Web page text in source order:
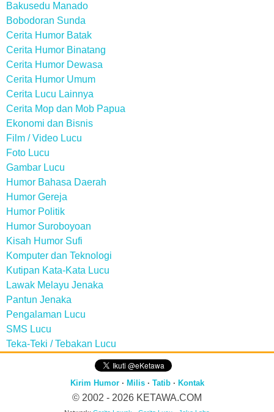
Bakusedu Manado
Bobodoran Sunda
Cerita Humor Batak
Cerita Humor Binatang
Cerita Humor Dewasa
Cerita Humor Umum
Cerita Lucu Lainnya
Cerita Mop dan Mob Papua
Ekonomi dan Bisnis
Film / Video Lucu
Foto Lucu
Gambar Lucu
Humor Bahasa Daerah
Humor Gereja
Humor Politik
Humor Suroboyoan
Kisah Humor Sufi
Komputer dan Teknologi
Kutipan Kata-Kata Lucu
Lawak Melayu Jenaka
Pantun Jenaka
Pengalaman Lucu
SMS Lucu
Teka-Teki / Tebakan Lucu
Kirim Humor· Milis· Tatib· Kontak
© 2002 - 2026 KETAWA.COM